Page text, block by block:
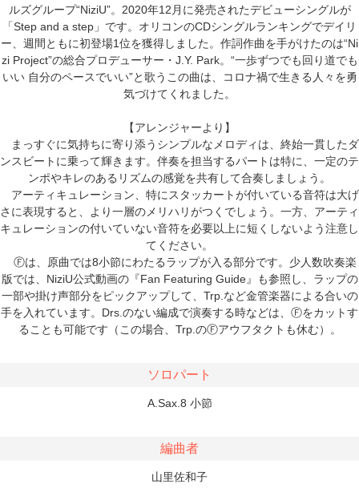
ルズグループ“NiziU”。2020年12月に発売されたデビューシングルが
「Step and a step」です。オリコンのCDシングルランキングでデイリ
ー、週間ともに初登場1位を獲得しました。作詞作曲を手がけたのは“Ni
zi Project”の総合プロデューサー・J.Y. Park。“一歩ずつでも回り道でも
いい 自分のペースでいい”と歌うこの曲は、コロナ禍で生きる人々を勇
気づけてくれました。
【アレンジャーより】
まっすぐに気持ちに寄り添うシンプルなメロディは、終始一貫したダ
ンスビートに乗って輝きます。伴奏を担当するパートは特に、一定のテ
ンポやキレのあるリズムの感覚を共有して合奏しましょう。
アーティキュレーション、特にスタッカートが付いている音符は大げ
さに表現すると、より一層のメリハリがつくでしょう。一方、アーティ
キュレーションの付いていない音符を必要以上に短くしないよう注意し
てください。
Ⓕは、原曲では8小節にわたるラップが入る部分です。少人数吹奏楽
版では、NiziU公式動画の『Fan Featuring Guide』も参照し、ラップの
一部や掛け声部分をピックアップして、Trp.など金管楽器による合いの
手を入れています。Drs.のない編成で演奏する時などは、Ⓕをカットす
ることも可能です（この場合、Trp.のⒻアウフタクトも休む）。
ソロパート
A.Sax.8 小節
編曲者
山里佐和子